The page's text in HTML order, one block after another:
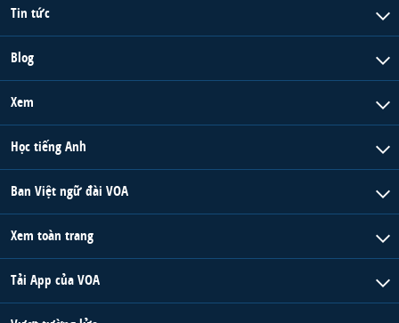
Tin tức
Blog
Xem
Học tiếng Anh
Ban Việt ngữ đài VOA
Xem toàn trang
Tải App của VOA